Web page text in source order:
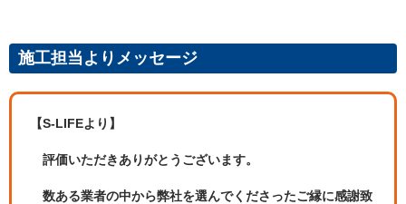
施工担当よりメッセージ
【S-LIFEより】
評価いただきありがとうございます。
数ある業者の中から弊社を選んでくださったご縁に感謝致